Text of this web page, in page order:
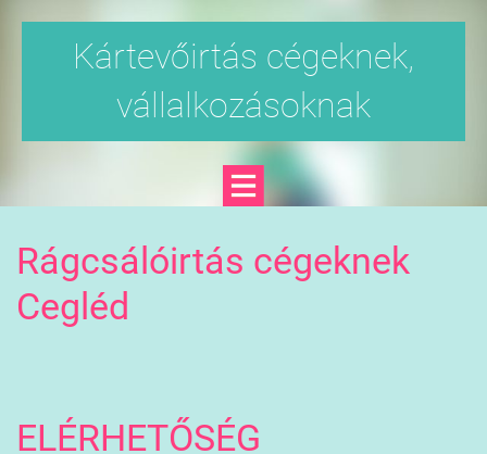
Kártevőirtás cégeknek,
vállalkozásoknak
Rágcsálóirtás cégeknek
Cegléd
ELÉRHETŐSÉG